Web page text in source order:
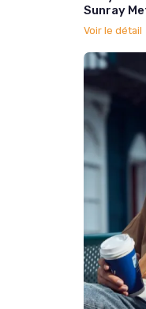
Sunray
Voir le détail